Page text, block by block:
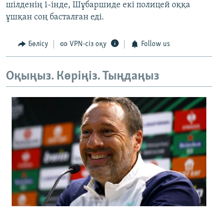
шілденің 1-інде, Шұбаршиде екі полицей оққа
ұшқан соң басталған еді.
Бөлісу VPN-сіз оқу Follow us
Оқыңыз. Көріңіз. Тыңдаңыз